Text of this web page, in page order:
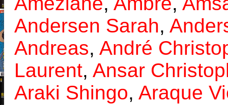
Andersen Sarah,
Andreas, André
Laurent, Ansar
Araki Shingo, Araque